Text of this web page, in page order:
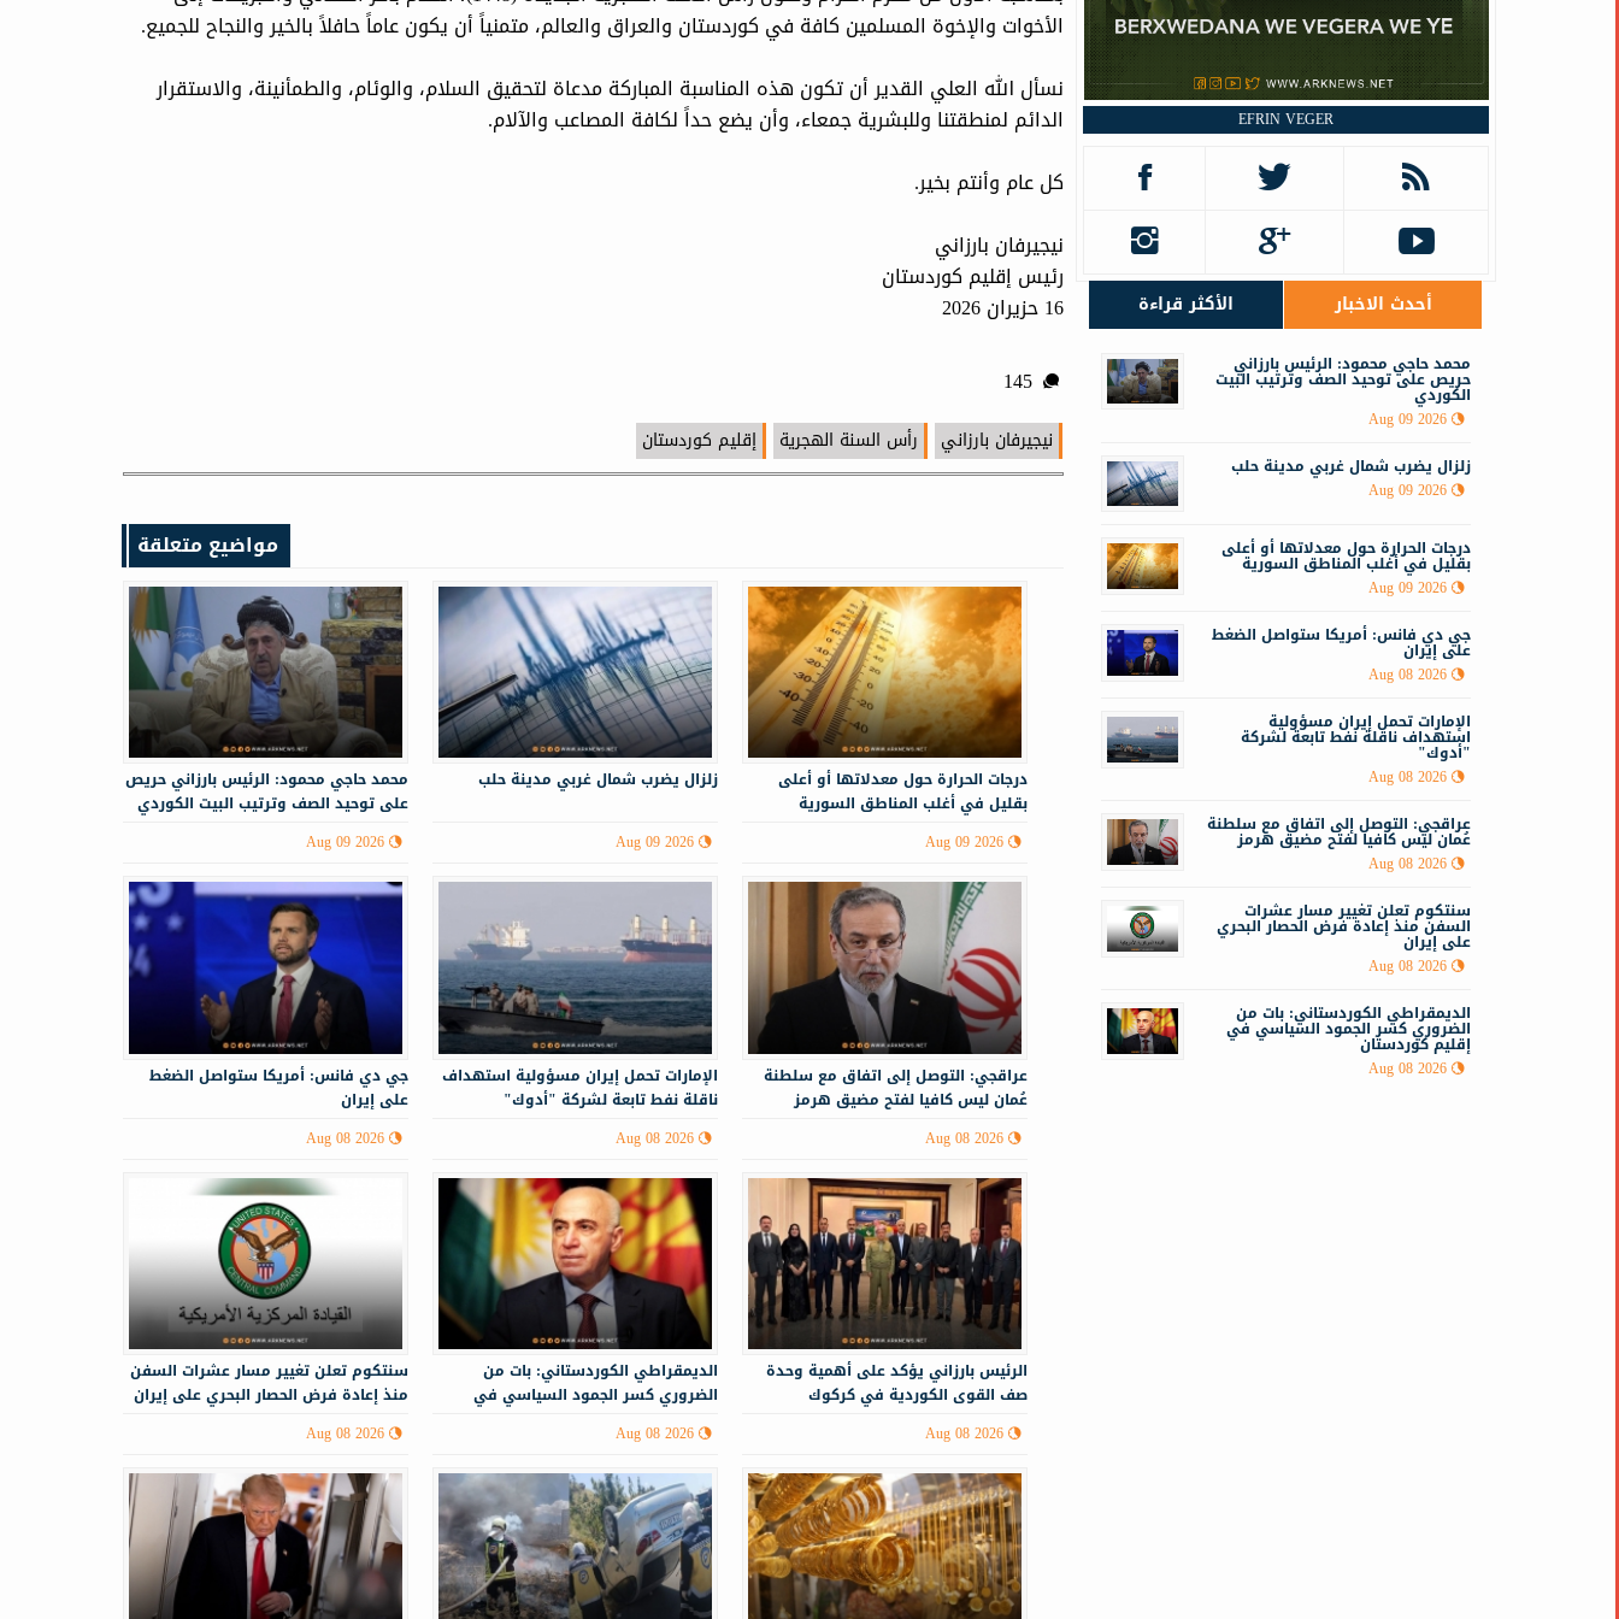
الأخوات والإخوة المسلمين كافة في كوردستان والعراق والعالم، متمنياً أن يكون عاماً حافلاً بالخير والنجاح للجميع.
نسأل الله العلي القدير أن تكون هذه المناسبة المباركة مدعاة لتحقيق السلام، والوئام، والطمأنينة، والاستقرار
الدائم لمنطقتنا وللبشرية جمعاء، وأن يضع حداً لكافة المصاعب والآلام.
كل عام وأنتم بخير.
نيجيرفان بارزاني
رئيس إقليم كوردستان
16 حزيران 2026
145
نيجيرفان بارزاني رأس السنة الهجرية إقليم كوردستان
مواضيع متعلقة
محمد حاجي محمود: الرئيس بارزاني حريص
على توحيد الصف وترتيب البيت الكوردي
Aug 09 2026
زلزال يضرب شمال غربي ‏مدينة حلب
Aug 09 2026
درجات الحرارة حول معدلاتها أو أعلى
بقليل في أغلب المناطق السورية
Aug 09 2026
جي دي فانس: أمريكا ستواصل الضغط
على إيران
Aug 08 2026
الإمارات تحمل إيران مسؤولية استهداف
ناقلة نفط تابعة لشركة "أدوك"
Aug 08 2026
عراقجي: التوصل إلى اتفاق مع سلطنة
عُمان ليس كافيا لفتح مضيق هرمز
Aug 08 2026
سنتكوم تعلن تغيير مسار عشرات السفن
منذ إعادة فرض الحصار البحري على إيران
Aug 08 2026
الديمقراطي الكوردستاني: بات من
الضروري كسر الجمود السياسي في
Aug 08 2026
الرئيس بارزاني يؤكد على أهمية وحدة
صف القوى الكوردية في كركوك
Aug 08 2026
EFRIN VEGER
أحدث الاخبار الأكثر قراءة
محمد حاجي محمود: الرئيس بارزاني
حريص على توحيد الصف وترتيب البيت
الكوردي
Aug 09 2026
زلزال يضرب شمال غربي ‏مدينة حلب
Aug 09 2026
درجات الحرارة حول معدلاتها أو أعلى
بقليل في أغلب المناطق السورية
Aug 09 2026
جي دي فانس: أمريكا ستواصل الضغط
على إيران
Aug 08 2026
الإمارات تحمل إيران مسؤولية
استهداف ناقلة نفط تابعة لشركة
"أدوك"
Aug 08 2026
عراقجي: التوصل إلى اتفاق مع سلطنة
عُمان ليس كافيا لفتح مضيق هرمز
Aug 08 2026
سنتكوم تعلن تغيير مسار عشرات
السفن منذ إعادة فرض الحصار البحري
على إيران
Aug 08 2026
الديمقراطي الكوردستاني: بات من
الضروري كسر الجمود السياسي في
إقليم كوردستان
Aug 08 2026